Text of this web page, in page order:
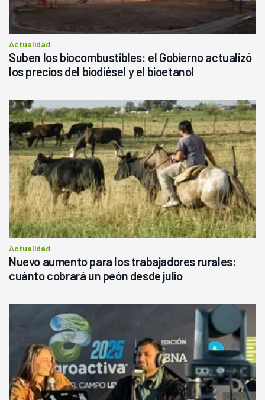
Actualidad
Suben los biocombustibles: el Gobierno actualizó
los precios del biodiésel y el bioetanol
Actualidad
Nuevo aumento para los trabajadores rurales:
cuánto cobrará un peón desde julio